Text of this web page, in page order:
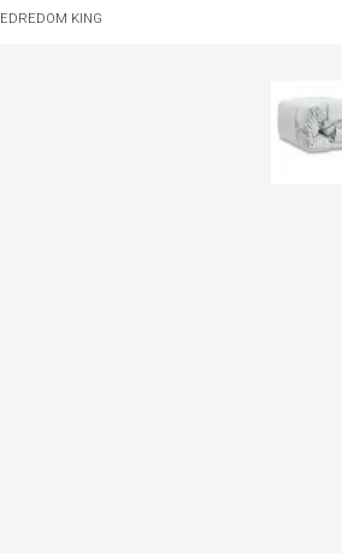
EDREDOM KING